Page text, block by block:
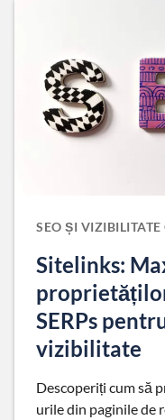
SEO ȘI
Sitelinks:
SERPs
vizibilitate
Descoperiți cum să
urile din paginile de